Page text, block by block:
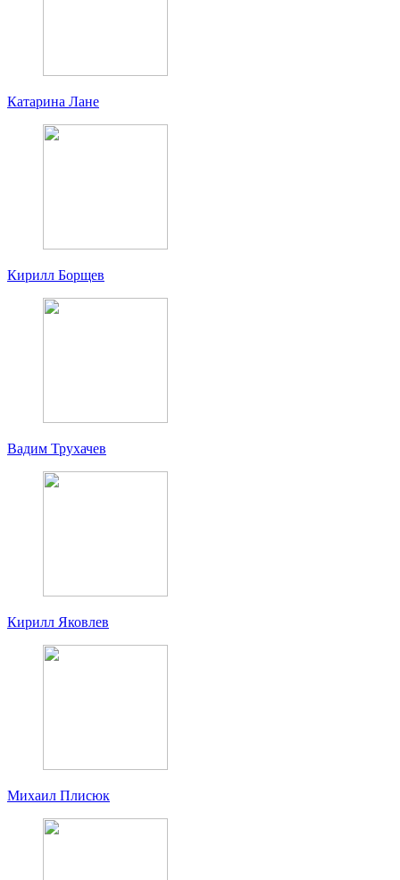
Катарина Лане
Кирилл Борщев
Вадим Трухачев
Кирилл Яковлев
Михаил Плисюк